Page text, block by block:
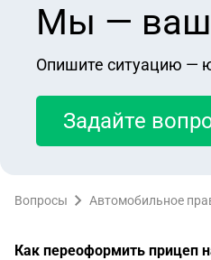
Мы — ваш
Опишите ситуацию —
Задайте
Вопросы Автомобильное
Как переоформить прицеп